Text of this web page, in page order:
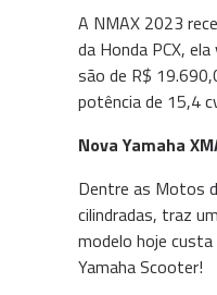
A NMAX 2023
da Honda PCX,
são de R$
potência de 15,4
Nova Yamaha
Dentre as Motos
cilindradas, traz
modelo hoje
Yamaha Scooter!